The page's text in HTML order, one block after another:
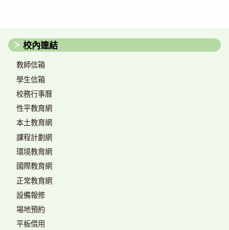
校內連結
教師信箱
學生信箱
校務行事曆
性平教育網
本土教育網
課程計劃網
環境教育網
國際教育網
正常教育網
設備報修
場地預約
平板借用